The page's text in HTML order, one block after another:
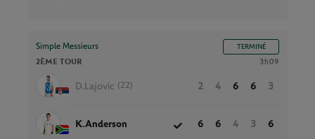
Simple Messieurs TERMINÉ
2ÈME TOUR 3h09
D.Lajovic (22) 2 4 6 6 3
K.Anderson 6 6 4 3 6